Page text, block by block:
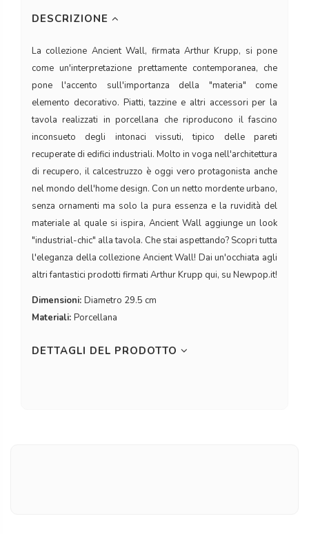
DESCRIZIONE
La collezione Ancient Wall, firmata Arthur Krupp, si pone
come un'interpretazione prettamente contemporanea, che
pone l'accento sull'importanza della "materia" come
elemento decorativo. Piatti, tazzine e altri accessori per la
tavola realizzati in porcellana che riproducono il fascino
inconsueto degli intonaci vissuti, tipico delle pareti
recuperate di edifici industriali. Molto in voga nell'architettura
di recupero, il calcestruzzo è oggi vero protagonista anche
nel mondo dell'home design. Con un netto mordente urbano,
senza ornamenti ma solo la pura essenza e la ruvidità del
materiale al quale si ispira, Ancient Wall aggiunge un look
"industrial-chic" alla tavola. Che stai aspettando? Scopri tutta
l'eleganza della collezione Ancient Wall! Dai un'occhiata agli
altri fantastici prodotti firmati Arthur Krupp qui, su Newpop.it!
Dimensioni: Diametro 29.5 cm
Materiali: Porcellana
DETTAGLI DEL PRODOTTO